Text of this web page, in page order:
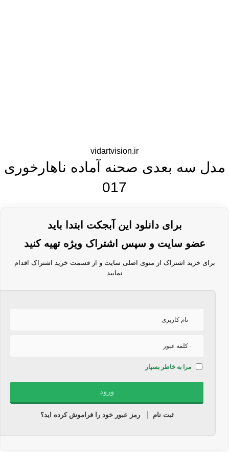
vidartvision.ir
مدل سه بعدی صحنه آماده ناهارخوری
017
برای دانلود این آبجکت ابتدا باید
عضو سایت و سپس اشتراک ویژه تهیه کنید
برای خرید اشتراک از منوی اصلی سایت و از قسمت خرید اشتراک اقدام
نمایید
مرا به خاطر بسپار
ثبت نام رمز عبور خود را فراموش کرده اید؟